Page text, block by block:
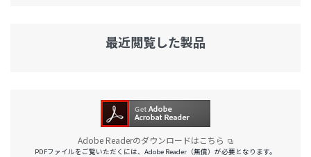
最近閲覧した製品
Adobe Readerのダウンロードはこちら
PDFファイルをご覧いただくには、Adobe Reader（無償）が必要となります。